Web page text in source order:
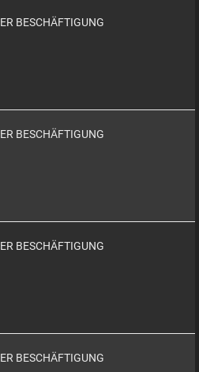
BESCHÄFTIGUNG
BESCHÄFTIGUNG
BESCHÄFTIGUNG
BESCHÄFTIGUNG